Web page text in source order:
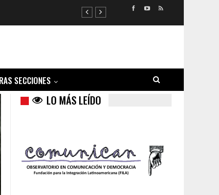
SECCIONES
LO MÁS LEÍDO